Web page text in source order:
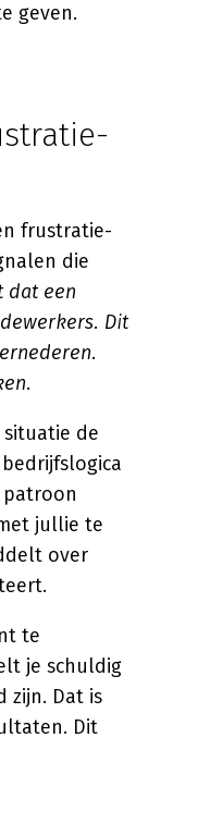
geven.
frustratie-
die
dat een
Dit
.
de
patroon
jullie te
over
te
je schuldig
zijn. Dat is
Dit